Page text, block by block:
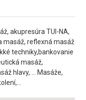
akupresúra TUI-NA,
masáž, reflexná masáž
techniky,bankovanie
masáž,
hlavy, ... Masáže,